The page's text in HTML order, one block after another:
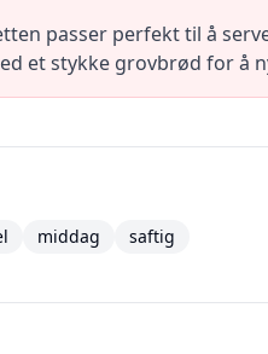
passer perfekt til å
et stykke grovbrød for å
middag saftig